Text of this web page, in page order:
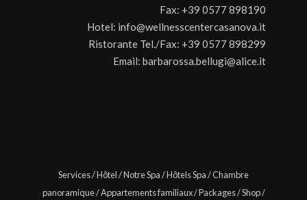
Fax: +39 0577 898190
Hotel: info@wellnesscentercasanova.it
Ristorante Tel./Fax: +39 0577 898299
Email: barbarossa.bellugi@alice.it
Services/Hôtel/Notre Spa/Hôtels Spa/Chambre
panoramique/Appartements familiaux/Packages/Shop/